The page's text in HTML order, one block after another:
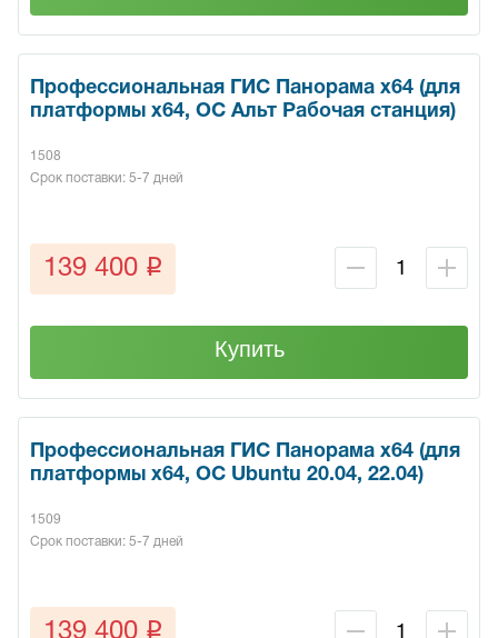
Профессиональная ГИС Панорама х64 (для
платформы x64, ОС Альт Рабочая станция)
1508
Срок поставки: 5-7 дней
139 400 q
Купить
Профессиональная ГИС Панорама х64 (для
платформы x64, ОС Ubuntu 20.04, 22.04)
1509
Срок поставки: 5-7 дней
139 400 q